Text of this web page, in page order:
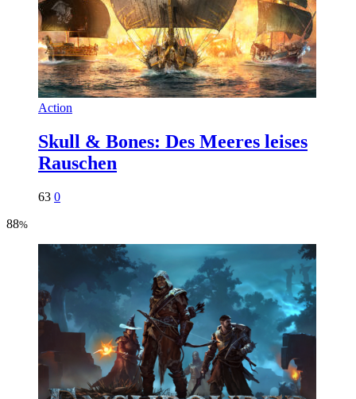
Action
Skull & Bones: Des Meeres leises
Rauschen
63 0
88%